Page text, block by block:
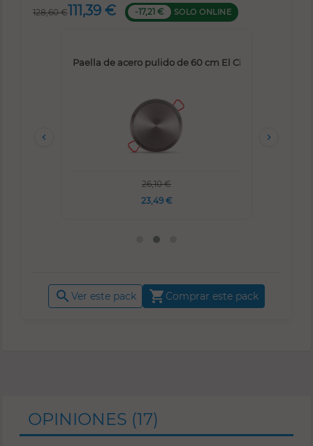
128,60 €111,39 € -17,21 € SOLO ONLINE

46cm Gama Alta - Butano / Propano
Paella de acero pulido de 60 cm El Cid
26,10 €
23,49 €

 Ver este pack  Comprar este pack
OPINIONES (17)